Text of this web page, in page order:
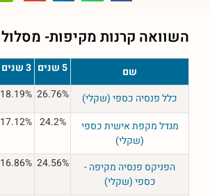
השוואה קרנות מקיפות- מסלול
שם 5 שנים 3 שנים
כלל פנסיה כספי (שקלי) 26.76%
18.19%
מגדל מקפת אישית כספי
(שקלי)
24.2%
17.12%
הפניקס פנסיה מקיפה -
כספי (שקלי)
24.56%
16.86%